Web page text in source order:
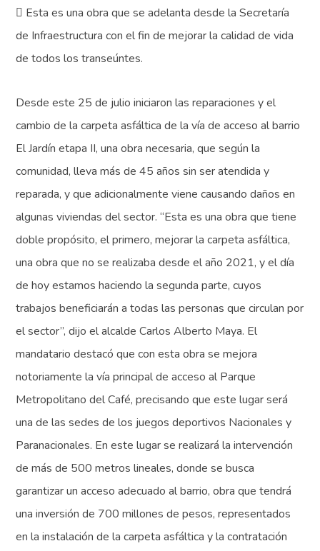
 Esta es una obra que se adelanta desde la Secretaría
de Infraestructura con el fin de mejorar la calidad de vida
de todos los transeúntes.
Desde este 25 de julio iniciaron las reparaciones y el
cambio de la carpeta asfáltica de la vía de acceso al barrio
El Jardín etapa II, una obra necesaria, que según la
comunidad, lleva más de 45 años sin ser atendida y
reparada, y que adicionalmente viene causando daños en
algunas viviendas del sector. “Esta es una obra que tiene
doble propósito, el primero, mejorar la carpeta asfáltica,
una obra que no se realizaba desde el año 2021, y el día
de hoy estamos haciendo la segunda parte, cuyos
trabajos beneficiarán a todas las personas que circulan por
el sector”, dijo el alcalde Carlos Alberto Maya. El
mandatario destacó que con esta obra se mejora
notoriamente la vía principal de acceso al Parque
Metropolitano del Café, precisando que este lugar será
una de las sedes de los juegos deportivos Nacionales y
Paranacionales. En este lugar se realizará la intervención
de más de 500 metros lineales, donde se busca
garantizar un acceso adecuado al barrio, obra que tendrá
una inversión de 700 millones de pesos, representados
en la instalación de la carpeta asfáltica y la contratación